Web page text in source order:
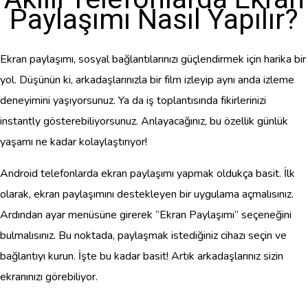
Paylaşımı Nasıl Yapılır?
Ekran paylaşımı, sosyal bağlantılarınızı güçlendirmek için harika bir
yol. Düşünün ki, arkadaşlarınızla bir film izleyip aynı anda izleme
deneyimini yaşıyorsunuz. Ya da iş toplantısında fikirlerinizi
instantly gösterebiliyorsunuz. Anlayacağınız, bu özellik günlük
yaşamı ne kadar kolaylaştırıyor!
Android telefonlarda ekran paylaşımı yapmak oldukça basit. İlk
olarak, ekran paylaşımını destekleyen bir uygulama açmalısınız.
Ardından ayar menüsüne girerek “Ekran Paylaşımı” seçeneğini
bulmalısınız. Bu noktada, paylaşmak istediğiniz cihazı seçin ve
bağlantıyı kurun. İşte bu kadar basit! Artık arkadaşlarınız sizin
ekranınızı görebiliyor.